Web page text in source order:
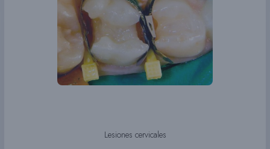
Lesiones cervicales